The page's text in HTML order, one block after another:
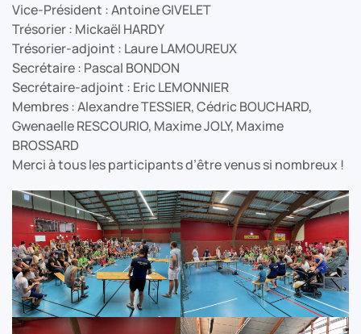
Vice-Président : Antoine GIVELET
Trésorier : Mickaël HARDY
Trésorier-adjoint : Laure LAMOUREUX
Secrétaire : Pascal BONDON
Secrétaire-adjoint : Eric LEMONNIER
Membres : Alexandre TESSIER, Cédric BOUCHARD,
Gwenaelle RESCOURIO, Maxime JOLY, Maxime
BROSSARD
Merci à tous les participants d’être venus si nombreux !